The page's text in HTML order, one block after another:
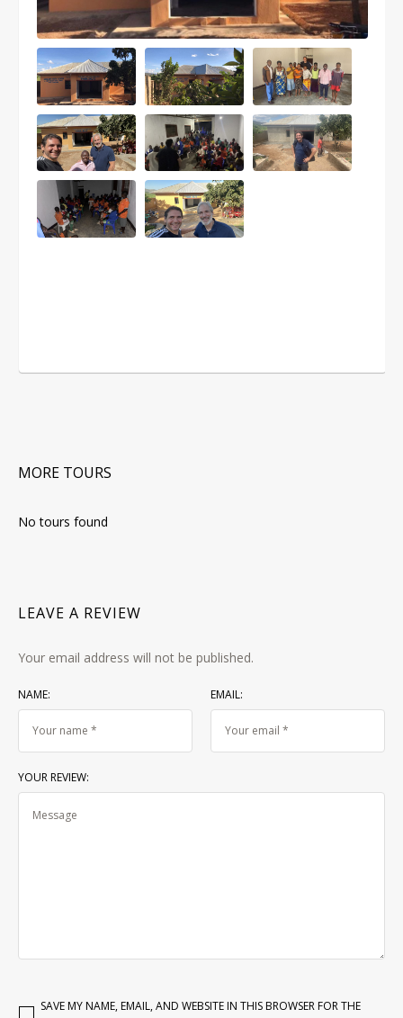
MORE TOURS
No tours found
LEAVE A REVIEW
Your email address will not be published.
NAME: EMAIL:
YOUR REVIEW:
SAVE MY NAME, EMAIL, AND WEBSITE IN THIS BROWSER FOR THE